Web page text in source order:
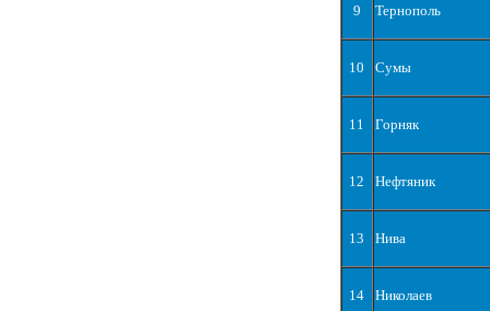
9 Тернополь
10 Сумы
11 Горняк
12 Нефтяник
13 Нива
14 Николаев